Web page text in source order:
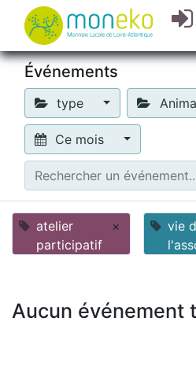
Événements
type
Ce mois
atelier
participatif
×
vie
Aucun événement